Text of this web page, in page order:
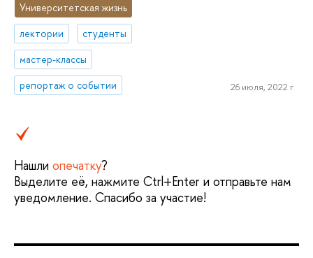
Университетская жизнь
лектории
студенты
мастер-классы
репортаж о событии
26 июля, 2022 г.
Нашли опечатку?
Выделите её, нажмите Ctrl+Enter и отправьте нам
уведомление. Спасибо за участие!